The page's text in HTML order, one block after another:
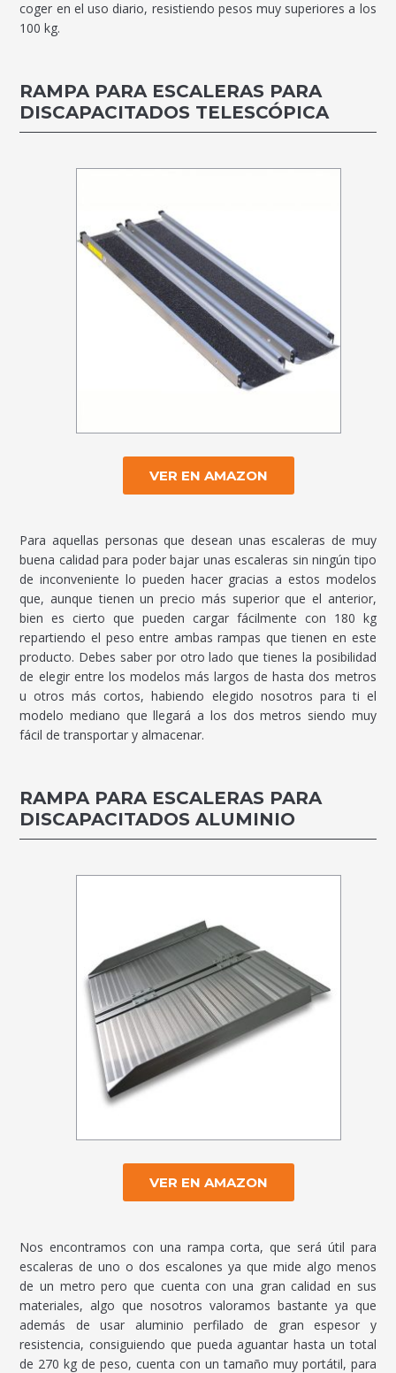
coger en el uso diario, resistiendo pesos muy superiores a los
100 kg.
RAMPA PARA ESCALERAS PARA
DISCAPACITADOS TELESCÓPICA
VER EN AMAZON
Para aquellas personas que desean unas escaleras de muy
buena calidad para poder bajar unas escaleras sin ningún tipo
de inconveniente lo pueden hacer gracias a estos modelos
que, aunque tienen un precio más superior que el anterior,
bien es cierto que pueden cargar fácilmente con 180 kg
repartiendo el peso entre ambas rampas que tienen en este
producto. Debes saber por otro lado que tienes la posibilidad
de elegir entre los modelos más largos de hasta dos metros
u otros más cortos, habiendo elegido nosotros para ti el
modelo mediano que llegará a los dos metros siendo muy
fácil de transportar y almacenar.
RAMPA PARA ESCALERAS PARA
DISCAPACITADOS ALUMINIO
VER EN AMAZON
Nos encontramos con una rampa corta, que será útil para
escaleras de uno o dos escalones ya que mide algo menos
de un metro pero que cuenta con una gran calidad en sus
materiales, algo que nosotros valoramos bastante ya que
además de usar aluminio perfilado de gran espesor y
resistencia, consiguiendo que pueda aguantar hasta un total
de 270 kg de peso, cuenta con un tamaño muy portátil, para